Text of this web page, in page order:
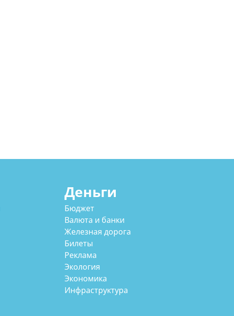
Деньги
Бюджет
Валюта и банки
Железная дорога
Билеты
Реклама
Экология
Экономика
Инфраструктура